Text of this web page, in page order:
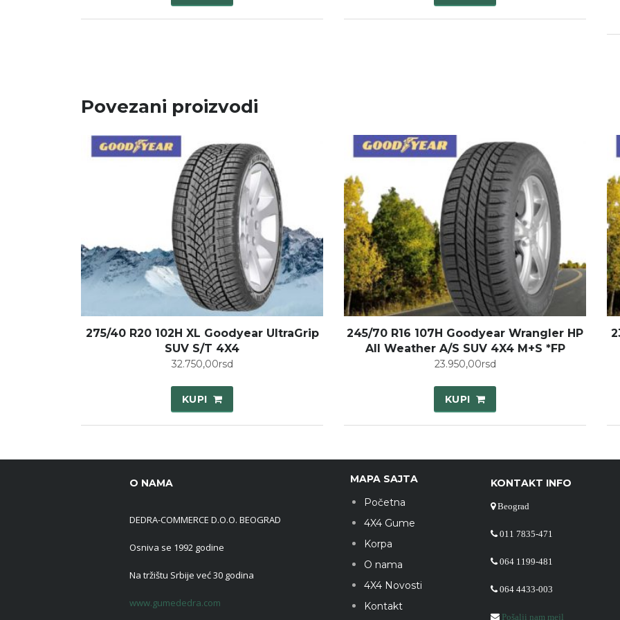
Povezani proizvodi
275/40 R20 102H XL Goodyear UltraGrip
SUV S/T 4X4
32.750,00rsd
KUPI
245/70 R16 107H Goodyear Wrangler HP
All Weather A/S SUV 4X4 M+S *FP
23.950,00rsd
KUPI
O NAMA
DEDRA-COMMERCE D.O.O. BEOGRAD
Osniva se 1992 godine
Na tržištu Srbije već 30 godina
www.gumededra.com
MAPA SAJTA
Početna
4X4 Gume
Korpa
O nama
4X4 Novosti
Kontakt
KONTAKT INFO
Beograd
011 7835-471
064 1199-481
064 4433-003
Pošalji nam mejl